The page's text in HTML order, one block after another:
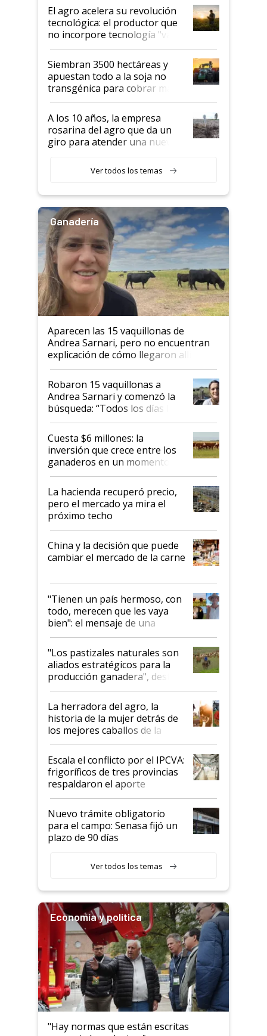
El agro acelera su revolución
tecnológica: el productor que
no incorpore tecnología "va a
perder el tren"
Siembran 3500 hectáreas y
apuestan todo a la soja no
transgénica para cobrar más
por tonelada: compraron un
semillero
A los 10 años, la empresa
rosarina del agro que da un
giro para atender una nueva
Ver todos los temas
Ganadería
Aparecen las 15 vaquillonas de
Andrea Sarnari, pero no encuentran
explicación de cómo llegaron allí
Robaron 15 vaquillonas a
Andrea Sarnari y comenzó la
búsqueda: “Todos los días le
toca a algún productor”
Cuesta $6 millones: la
inversión que crece entre los
ganaderos en un momento
histórico para la actividad
La hacienda recuperó precio,
pero el mercado ya mira el
próximo techo
China y la decisión que puede
cambiar el mercado de la carne
"Tienen un país hermoso, con
todo, merecen que les vaya
bien": el mensaje de una
ganadera uruguaya sobre las
oportunidades que se abren
para el agro en Argentina, con
foco en la carne
"Los pastizales naturales son
aliados estratégicos para la
producción ganadera", destaca
la iniciativa que ya reúne a 46
establecimientos en Argentina
La herradora del agro, la
historia de la mujer detrás de
los mejores caballos de la
Argentina y los mitos que
todavía hacen sufrir a estos
animales: "Mientras me
descalificaban, yo seguí
haciendo currículum"
Escala el conflicto por el IPCVA:
frigoríficos de tres provincias
respaldaron el aporte
obligatorio
Nuevo trámite obligatorio
para el campo: Senasa fijó un
plazo de 90 días
Ver todos los temas
Economía y política
"Hay normas que están escritas